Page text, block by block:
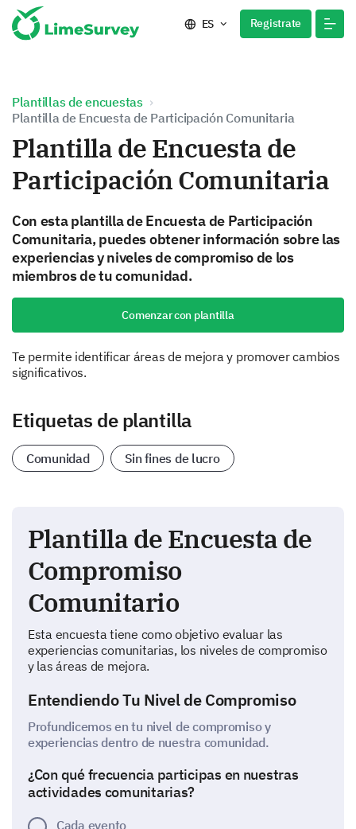
ES Registrate
Plantillas de encuestas
Plantilla de Encuesta de Participación Comunitaria
Plantilla de Encuesta de
Participación Comunitaria
Con esta plantilla de Encuesta de Participación
Comunitaria, puedes obtener información sobre las
experiencias y niveles de compromiso de los
miembros de tu comunidad.
Comenzar con plantilla
Te permite identificar áreas de mejora y promover cambios
significativos.
Etiquetas de plantilla
Comunidad Sin fines de lucro
Plantilla de Encuesta de
Compromiso
Comunitario
Esta encuesta tiene como objetivo evaluar las
experiencias comunitarias, los niveles de compromiso
y las áreas de mejora.
Entendiendo Tu Nivel de Compromiso
Profundicemos en tu nivel de compromiso y
experiencias dentro de nuestra comunidad.
¿Con qué frecuencia participas en nuestras
actividades comunitarias?
Cada evento